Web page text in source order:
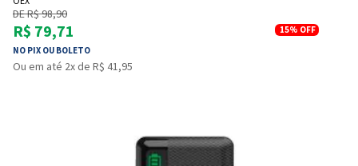
DE R$ 98,90
R$ 79,71
NO PIX OU BOLETO
15% OFF
Ou em até 2x de R$ 41,95